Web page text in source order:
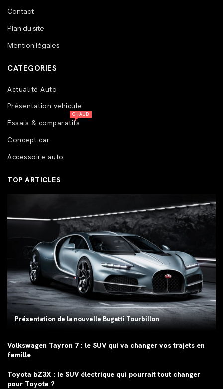
Contact
Plan du site
Mention légales
CATEGORIES
Actualité Auto
Présentation vehicule
Essais & comparatifs
CHAUD
Concept car
Accessoire auto
TOP ARTICLES
Présentation de la nouvelle Bugatti Tourbillon
Volkswagen Tayron 7 : le SUV qui va changer vos trajets en
famille
Toyota bZ3X : le SUV électrique qui pourrait tout changer
pour Toyota ?